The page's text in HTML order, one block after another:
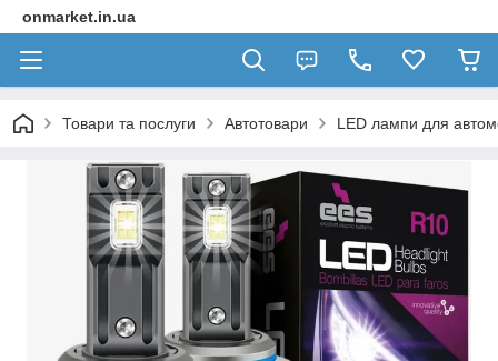
onmarket.in.ua
Товари та послуги Автотовари LED лампи для